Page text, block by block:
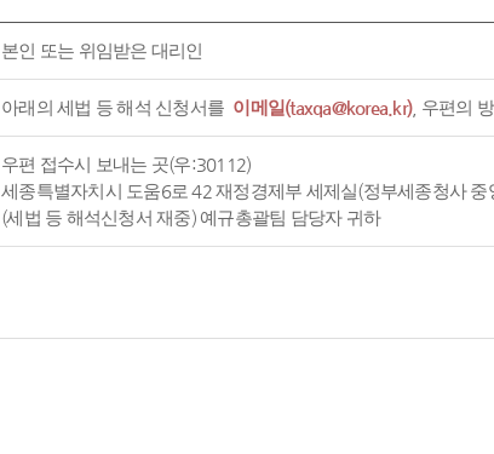
본인 또는 위임받은 대리인
아래의 세법 등 해석 신청서를 이메일(taxqa@korea.kr), 우편의
우편 접수시 보내는 곳(우:30112)
세종특별자치시 도움6로 42 재정경제부 세제실(정부세종청사 중
(세법 등 해석신청서 재중) 예규총괄팀 담당자 귀하